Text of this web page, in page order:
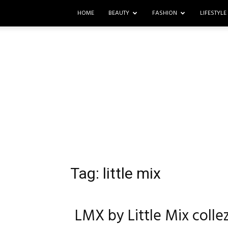
HOME BEAUTY FASHION LIFESTYLE
Tag: little mix
LMX by Little Mix